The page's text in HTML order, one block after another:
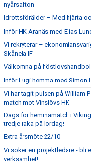
nyårsafton
Idrottsförälder – Med hjärta
Inför HK Aranäs med Elias
Vi rekryterar –
Skånela IF
Välkomna på
Inför Lugi hemma med Simon
Vi har tagit pulsen på William
match mot Vinslövs HK
Dags för hemmamatch i
tredje raka på lördag!
Extra årsmöte 22/10
Vi söker en projektledare - bli
verksamhet!